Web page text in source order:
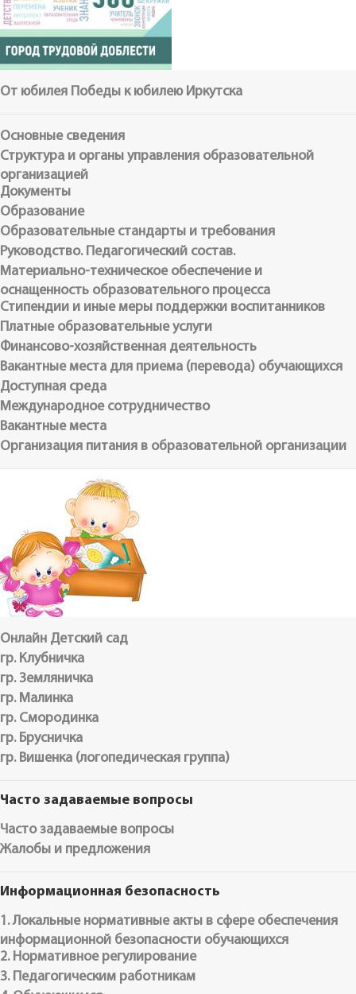
От юбилея Победы к юбилею Иркутска
Основные сведения
Структура и органы управления образовательной
организацией
Документы
Образование
Образовательные стандарты и требования
Руководство. Педагогический состав.
Материально-техническое обеспечение и
оснащенность образовательного процесса
Стипендии и иные меры поддержки воспитанников
Платные образовательные услуги
Финансово-хозяйственная деятельность
Вакантные места для приема (перевода) обучающихся
Доступная среда
Международное сотрудничество
Вакантные места
Организация питания в образовательной организации
Онлайн Детский сад
гр. Клубничка
гр. Земляничка
гр. Малинка
гр. Смородинка
гр. Брусничка
гр. Вишенка (логопедическая группа)
Часто задаваемые вопросы
Часто задаваемые вопросы
Жалобы и предложения
Информационная безопасность
1. Локальные нормативные акты в сфере обеспечения
информационной безопасности обучающихся
2. Нормативное регулирование
3. Педагогическим работникам